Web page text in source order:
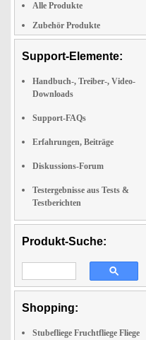
Alle Produkte
Zubehör Produkte
Support-Elemente:
Handbuch-, Treiber-, Video-
Downloads
Support-FAQs
Erfahrungen, Beiträge
Diskussions-Forum
Testergebnisse aus Tests &
Testberichten
Produkt-Suche:
Shopping:
Stubefliege Fruchtfliege Fliege